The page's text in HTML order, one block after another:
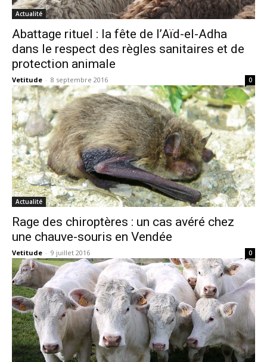
Actualité
Abattage rituel : la fête de l’Aïd-el-Adha
dans le respect des règles sanitaires et de
protection animale
Vetitude - 8 septembre 2016 0
Actualité
Rage des chiroptères : un cas avéré chez
une chauve-souris en Vendée
Vetitude - 9 juillet 2016 0